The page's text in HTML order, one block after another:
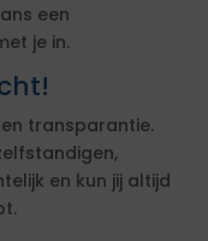
een
je in.
transparantie.
en kun jij altijd